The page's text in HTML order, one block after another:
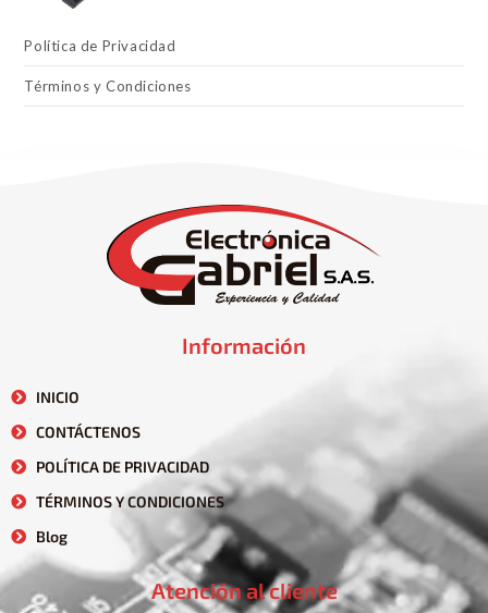
Política de Privacidad
Términos y Condiciones
Información
INICIO
CONTÁCTENOS
POLÍTICA DE PRIVACIDAD
TÉRMINOS Y CONDICIONES
Blog
Atención al cliente